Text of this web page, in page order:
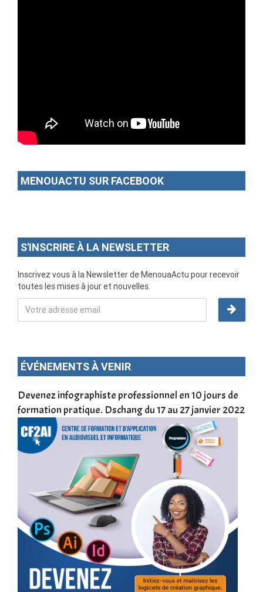
MENOUACTU SUR FACEBOOK
S'INSCRIRE À LA NEWSLETTER
Inscrivez vous à la Newsletter de MenouaActu pour recevoir
toutes les mises à jour et nouvelles.
ÉVÉNEMENTS À VENIR
Devenez infographiste professionnel en 10 jours de
formation pratique. Dschang du 17 au 27 janvier 2022